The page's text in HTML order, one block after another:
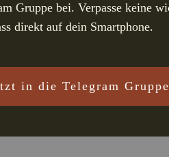
Gruppe bei. Verpasse keine
direkt auf dein Smartphone.
in die Telegram Gruppe